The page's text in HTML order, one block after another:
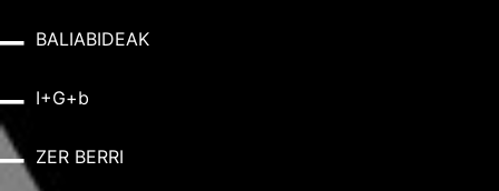
BALIABIDEAK
I+G+b
ZER BERRI